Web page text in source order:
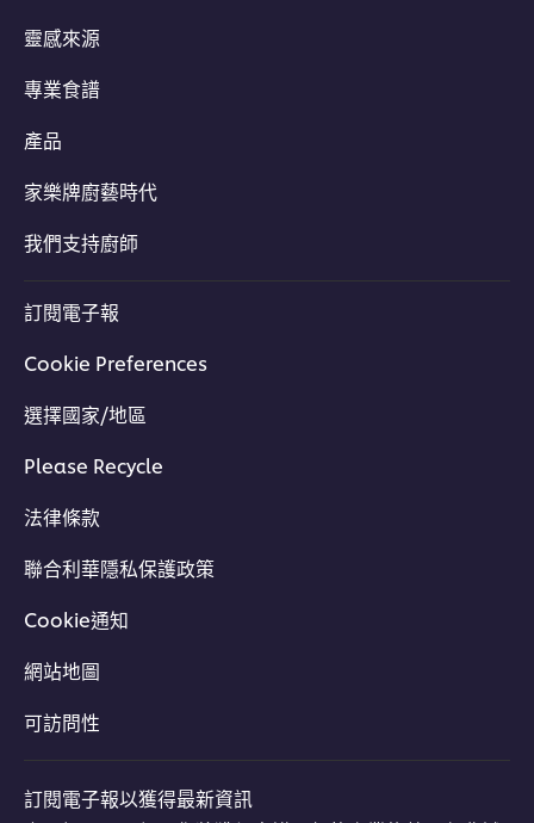
靈感來源
專業食譜
產品
家樂牌廚藝時代
我們支持廚師
訂閱電子報
Cookie Preferences
選擇國家/地區
Please Recycle
法律條款
聯合利華隱私保護政策
Cookie通知
網站地圖
可訪問性
訂閱電子報以獲得最新資訊